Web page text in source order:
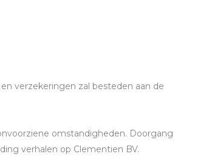
verzekeringen zal besteden aan de
omstandigheden. Doorgang
verhalen op Clementien BV.